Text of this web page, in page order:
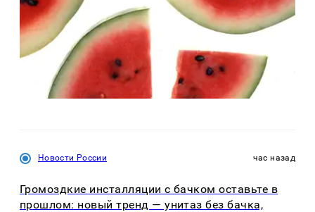
Новости России час назад
Громоздкие инсталляции с бачком оставьте в
прошлом: новый тренд — унитаз без бачка,